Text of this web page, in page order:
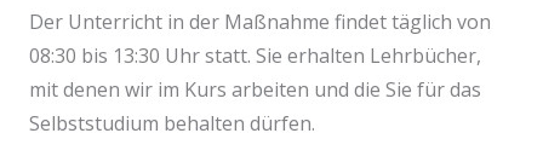
Der Unterricht in der Maßnahme findet täglich von
08:30 bis 13:30 Uhr statt. Sie erhalten Lehrbücher,
mit denen wir im Kurs arbeiten und die Sie für das
Selbststudium behalten dürfen.